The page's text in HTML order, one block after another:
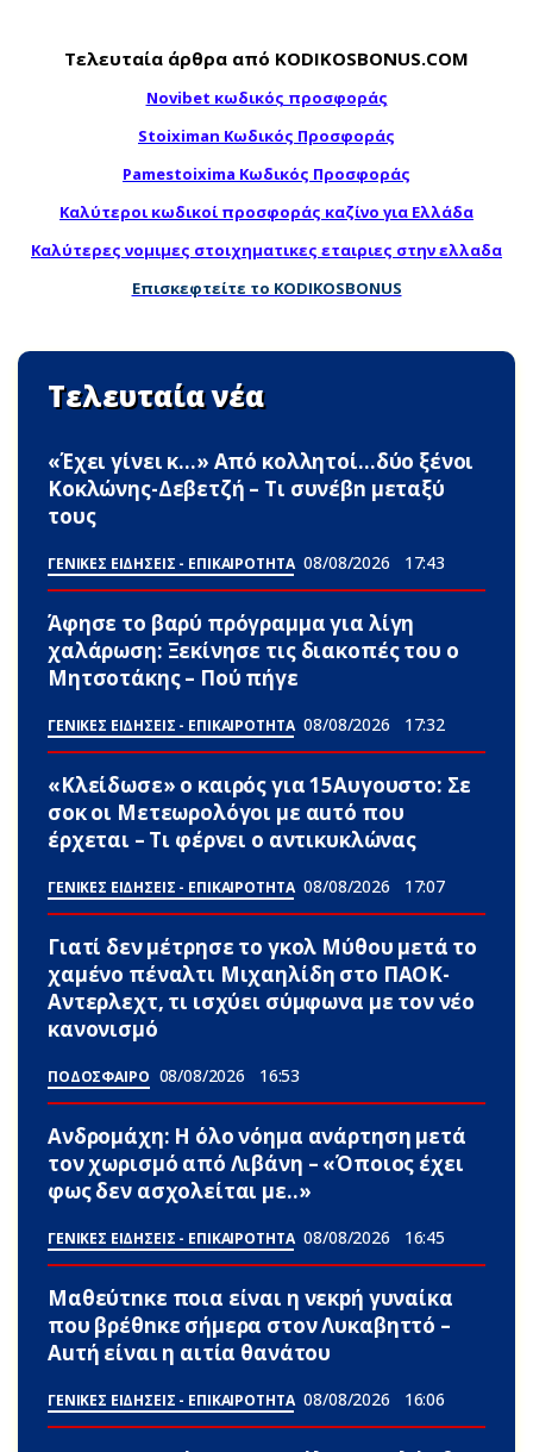
Τελευταία άρθρα από KODIKOSBONUS.COM
Novibet κωδικός προσφοράς
Stoiximan Κωδικός Προσφοράς
Pamestoixima Κωδικός Προσφοράς
Καλύτεροι κωδικοί προσφοράς καζίνο για Ελλάδα
Καλύτερες νομιμες στοιχηματικες εταιριες στην ελλαδα
Επισκεφτείτε το KODIKOSBONUS
Τελευταία νέα
«Έχει γίνει κ…» Από κολλητοί…δύο ξένοι
Κοκλώνης-Δεβετζή – Τι συνέβn μεταξύ
τους
ΓΕΝΙΚΕΣ ΕΙΔΗΣΕΙΣ - ΕΠΙΚΑΙΡΟΤΗΤΑ 08/08/2026 17:43
Άφησε το βαρύ πρόγραμμα για λίγη
χαλάρωση: Ξεκίνησε τις διακοπές του ο
Μητσοτάκης – Πού πήγε
ΓΕΝΙΚΕΣ ΕΙΔΗΣΕΙΣ - ΕΠΙΚΑΙΡΟΤΗΤΑ 08/08/2026 17:32
«Κλείδωσε» ο καιρός για 15Αυγουστο: Σε
σoκ οι Μετεωρολόγοι με αuτό που
έρχεται – Τι φέρνει ο αντικυκλώνας
ΓΕΝΙΚΕΣ ΕΙΔΗΣΕΙΣ - ΕΠΙΚΑΙΡΟΤΗΤΑ 08/08/2026 17:07
Γιατί δεν μέτρησε το γκολ Μύθου μετά το
χαμένο πέναλτι Μιχαηλίδη στο ΠΑΟΚ-
Αντερλεχτ, τι ισχύει σύμφωνα με τον νέο
κανονισμό
ΠΟΔΟΣΦΑΙΡΟ 08/08/2026 16:53
Ανδρομάχη: Η όλο νόημα ανάρτηση μετά
τον χωρισμό από Λιβάνη – «Όποιος έχει
φως δεν ασχολείται με..»
ΓΕΝΙΚΕΣ ΕΙΔΗΣΕΙΣ - ΕΠΙΚΑΙΡΟΤΗΤΑ 08/08/2026 16:45
Μαθεύτnκε ποια είναι η νεκpή γυναίκα
που βρέθnκε σήμερα στον Λυκαβηττό –
Αuτή είναι η αιτία θανάτου
ΓΕΝΙΚΕΣ ΕΙΔΗΣΕΙΣ - ΕΠΙΚΑΙΡΟΤΗΤΑ 08/08/2026 16:06